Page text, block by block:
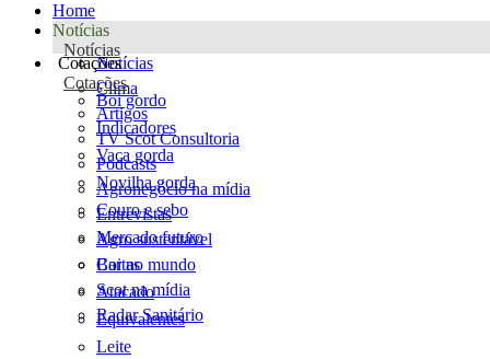
Home
Notícias
Notícias
Notícias
Clima
Artigos
TV Scot Consultoria
Podcasts
Agronegócio na mídia
Entrevistas
Agro sustentável
Cartas
Scot na mídia
Radar Sanitário
Cotações
Cotações
Boi gordo
Indicadores
Vaca gorda
Novilha gorda
Couro e sebo
Mercado futuro
Boi no mundo
Atacado
Equivalentes
Leite